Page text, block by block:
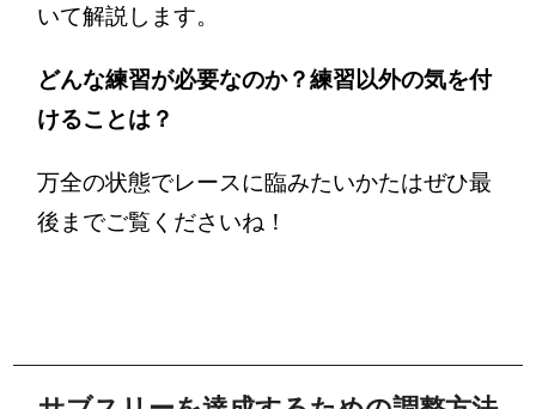
いて解説します。
どんな練習が必要なのか？練習以外の気を付
けることは？
万全の状態でレースに臨みたいかたはぜひ最
後までご覧くださいね！